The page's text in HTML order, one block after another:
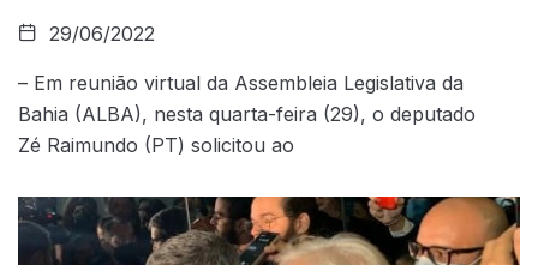
29/06/2022
– Em reunião virtual da Assembleia Legislativa da
Bahia (ALBA), nesta quarta-feira (29), o deputado
Zé Raimundo (PT) solicitou ao